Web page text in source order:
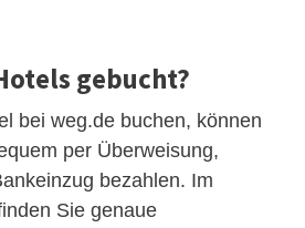
gebucht?
bei weg.de buchen, können
per Überweisung,
bezahlen. Im
Sie genaue